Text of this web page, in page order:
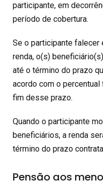
participante, em
período de cobertura.
Se o participante falecer
renda, o(s)
até o término do prazo
acordo com o
fim desse prazo.
Quando o participante
beneficiários, a renda
término do prazo
Pensão aos